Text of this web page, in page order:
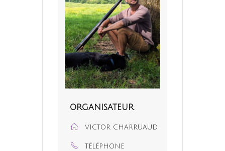
ORGANISATEUR
VICTOR CHARRUAUD
TÉLÉPHONE